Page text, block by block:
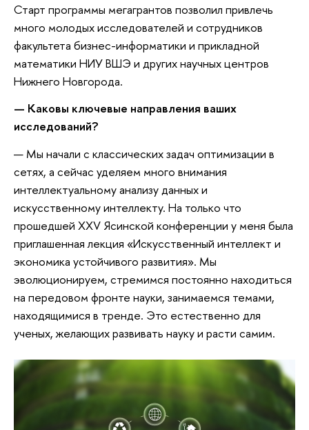
Старт программы мегагрантов позволил привлечь
много молодых исследователей и сотрудников
факультета бизнес-информатики и прикладной
математики НИУ ВШЭ и других научных центров
Нижнего Новгорода.
— Каковы ключевые направления ваших
исследований?
— Мы начали с классических задач оптимизации в
сетях, а сейчас уделяем много внимания
интеллектуальному анализу данных и
искусственному интеллекту. На только что
прошедшей XXV Ясинской конференции у меня была
приглашенная лекция «Искусственный интеллект и
экономика устойчивого развития». Мы
эволюционируем, стремимся постоянно находиться
на передовом фронте науки, занимаемся темами,
находящимися в тренде. Это естественно для
ученых, желающих развивать науку и расти самим.